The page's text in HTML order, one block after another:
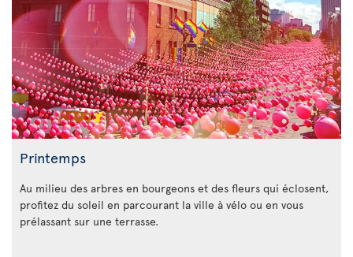
Printemps
Au milieu des arbres en bourgeons et des fleurs qui éclosent,
profitez du soleil en parcourant la ville à vélo ou en vous
prélassant sur une terrasse.